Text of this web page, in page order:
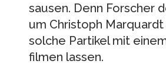
sausen. Denn Forscher
um Christoph
solche Partikel mit
filmen lassen.